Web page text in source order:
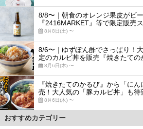
8/8〜｜朝食のオレンジ果皮がビ
『2416MARKET』等で限定販売
8月8日(土) 〜
8/6〜｜ゆずぽん酢でさっぱり！
定のカルビ丼を販売『焼きたての
8月6日(木) 〜
『焼きたてのかるび』から「に
売！大人気の「豚カルビ丼」も待
8月6日(木) 〜
おすすめカテゴリー